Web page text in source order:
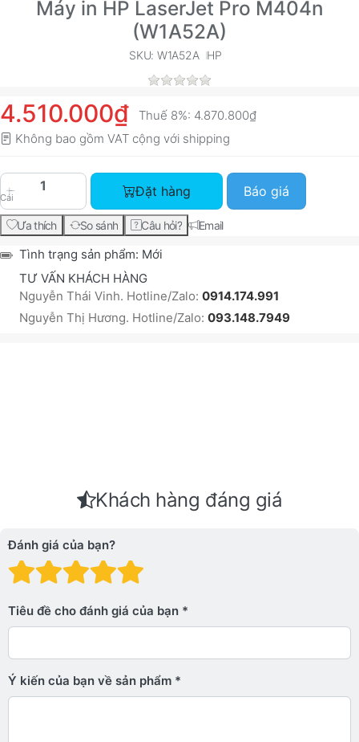
Máy in HP LaserJet Pro M404n
(W1A52A)
SKU: W1A52A HP
4.510.000₫ Thuế 8%: 4.870.800₫
Không bao gồm VAT cộng với shipping
Cái
Máy in HP LaserJet Pro M404n (W1A52A) với
Đặt hàng Báo giá
Ưa thích So sánh Câu hỏi? Email
Tình trạng sản phẩm: Mới
TƯ VẤN KHÁCH HÀNG
Nguyễn Thái Vinh. Hotline/Zalo: 0914.174.991
Nguyễn Thị Hương. Hotline/Zalo: 093.148.7949
Khách hàng đáng giá
Đánh giá của bạn?
Đánh giá: 4 trên 5
Đánh giá: 3 trên 5 sao.
Đánh giá: 2 trên 5 sao.
Đánh giá: 1 trên 5 sao. Xấu
Tiêu đề cho đánh giá của bạn
Ý kiến ​​của bạn về sản phẩm